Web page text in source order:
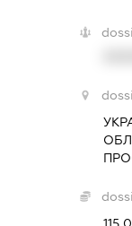
115